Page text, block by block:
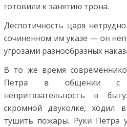
готовили к занятию трона.
Деспотичность царя
сочиненном им указе — он
угрозами разнообразных
В то же время
Петра в общении с
непритязательность в
скромной двуколке, ходил
тушить пожары. Руки Петра